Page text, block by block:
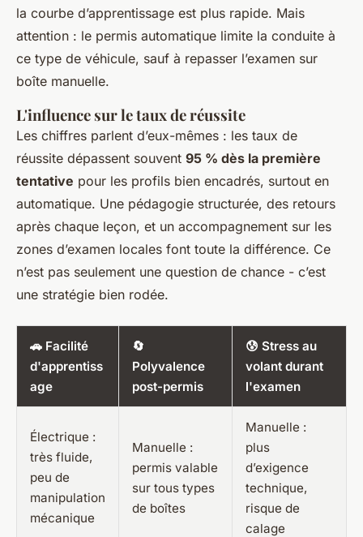
la courbe d’apprentissage est plus rapide. Mais
attention : le permis automatique limite la conduite à
ce type de véhicule, sauf à repasser l’examen sur
boîte manuelle.
L'influence sur le taux de réussite
Les chiffres parlent d’eux-mêmes : les taux de
réussite dépassent souvent 95 % dès la première
tentative pour les profils bien encadrés, surtout en
automatique. Une pédagogie structurée, des retours
après chaque leçon, et un accompagnement sur les
zones d’examen locales font toute la différence. Ce
n’est pas seulement une question de chance - c’est
une stratégie bien rodée.
🚗 Facilité
d'apprentiss
age
🔄
Polyvalence
post-permis
😰 Stress au
volant durant
l'examen
Électrique :
très fluide,
peu de
manipulation
mécanique
Manuelle :
permis valable
sur tous types
de boîtes
Manuelle :
plus
d’exigence
technique,
risque de
calage